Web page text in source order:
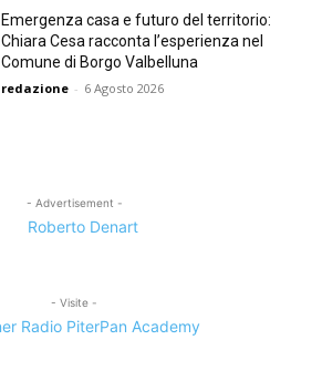
Emergenza casa e futuro del territorio:
Chiara Cesa racconta l’esperienza nel
Comune di Borgo Valbelluna
redazione - 6 Agosto 2026
- Advertisement -
- Visite -